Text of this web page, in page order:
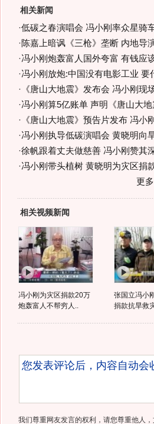
相关新闻
·低碳之春演唱会 冯小刚率众星骑
·陈嘉上暗讽《三枪》垄断 内地导
·冯小刚炮轰富人国外夸富 有钱应
·冯小刚放炮:中国没有电影工业 要
· 《唐山大地震》发布会 冯小刚现
·冯小刚算5亿账单 声明《唐山大
· 《唐山大地震》预告片发布 冯小
·冯小刚执导低碳演唱会 黄晓明向
·徐帆跟着丈夫做慈善 冯小刚赞其
·冯小刚带头植树 黄晓明为灾区捐
更
相关视频新闻
冯小刚为灾区捐款20万
炮轰富人不帮穷人..
张国立冯小
捐款抗旱救
我们尊重网友发言的权利，请您尊重他人，